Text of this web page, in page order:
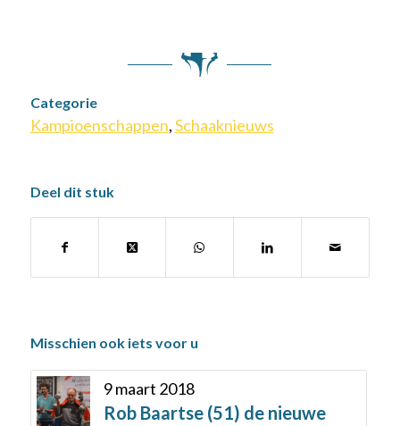
Categorie
Kampioenschappen,Schaaknieuws
Deel dit stuk
Misschien ook iets voor u
9 maart 2018
Rob Baartse (51) de nieuwe